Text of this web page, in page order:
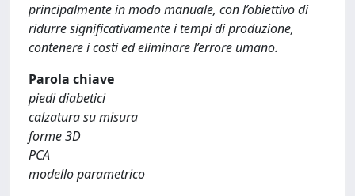
principalmente in modo manuale, con l’obiettivo di
ridurre significativamente i tempi di produzione,
contenere i costi ed eliminare l’errore umano.
Parola chiave
piedi diabetici
calzatura su misura
forme 3D
PCA
modello parametrico